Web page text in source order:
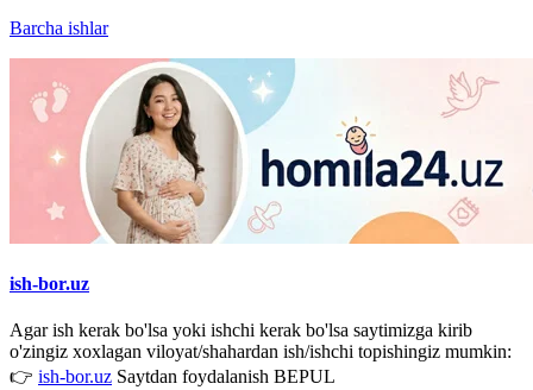
Barcha ishlar
ish-bor.uz
Agar ish kerak bo'lsa yoki ishchi kerak bo'lsa saytimizga kirib
o'zingiz xoxlagan viloyat/shahardan ish/ishchi topishingiz mumkin:
👉 ish-bor.uz Saytdan foydalanish BEPUL